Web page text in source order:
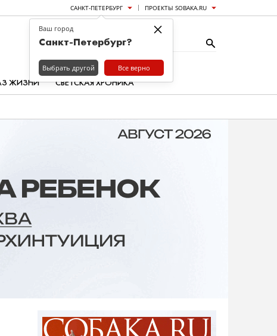
САНКТ-ПЕТЕРБУРГ ПРОЕКТЫ SOBAKA.RU
ЖИЗНИ СВЕТСКАЯ ХРОНИКА
×
Ваш город
Санкт-Петербург?
Выбрать другой Все верно